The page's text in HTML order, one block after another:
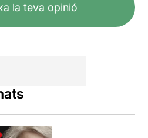
la teva opinió